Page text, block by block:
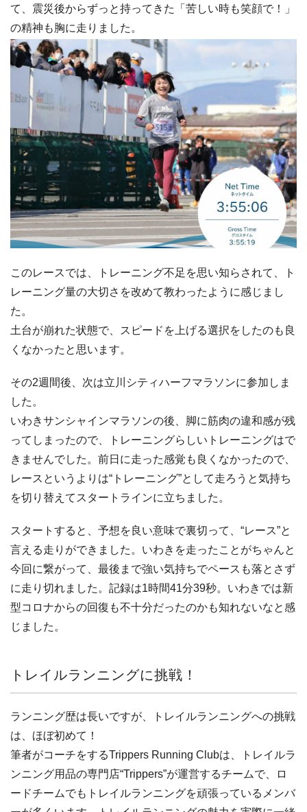
て、震災後からずっと持ってきた「苦しい時も笑顔で！」
の精神も胸に走りました。
このレースでは、トレーニング不足を思い知らされて、ト
レーニング量の大切さを改めて教わったように感じまし
た。
土台が崩れた状態で、スピードを上げる選択をしたのも良
くなかったと思います。
その2週間後、次は立川シティハーフマラソンに参加しま
した。
いわきサンシャインマラソンの後、脚に筋肉の違和感が残
ってしまったので、トレーニングらしいトレーニングはで
きませんでした。前日に走った感覚も良くなかったので、
レースというよりは“トレーニング”として走ろうと気持ち
を切り替えてスタートラインに立ちました。
スタートすると、予想を良い意味で裏切って、“レース”と
言える走りができました。いわきを走ったことがちゃんと
今回に繋がって、最後まで強い気持ちでペースも落とさず
に走り切れました。記録は1時間41分39秒。いわきでは新
型コロナからの回復も不十分だったのかも知れないなと感
じました。
トレイルランニングに挑戦！
ランニング歴は長いですが、トレイルランニングへの挑戦
は、ほぼ初めて！
筆者がコーチをするTrippers Running Clubは、トレイルラ
ンニング用品の専門店“Trippers”が運営するチームで、ロ
ードチームでもトレイルランニングを頑張っているメンバ